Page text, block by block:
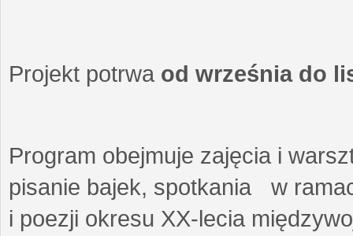
Projekt potrwa od września do
Program obejmuje zajęcia i
pisanie bajek, spotkania w
i poezji okresu XX-lecia